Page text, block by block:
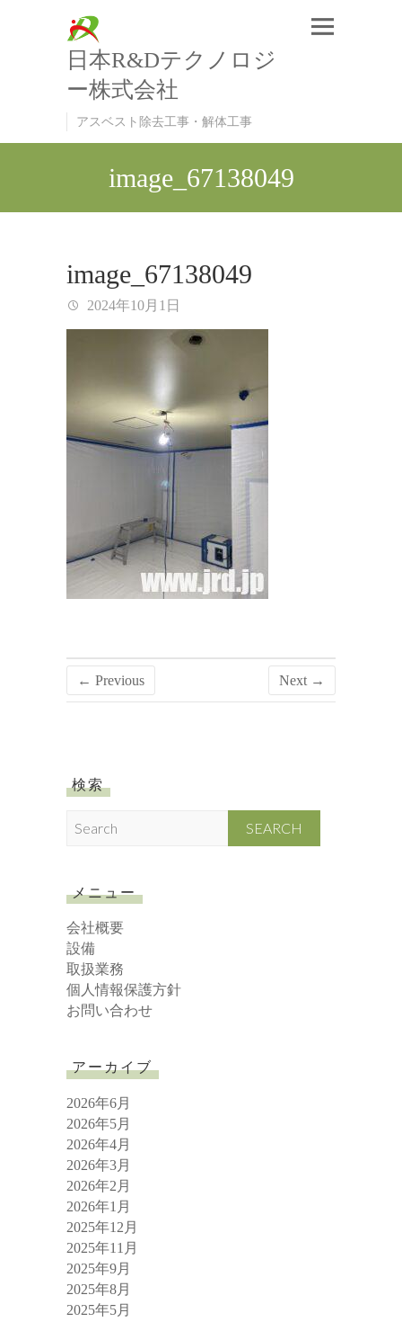
日本R&Dテクノロジ
ー株式会社
アスベスト除去工事・解体工事
image_67138049
image_67138049
2024年10月1日
← Previous Next →
検索
c
h
メニュー
会社概要
設備
取扱業務
個人情報保護方針
お問い合わせ
アーカイブ
2026年6月
2026年5月
2026年4月
2026年3月
2026年2月
2026年1月
2025年12月
2025年11月
2025年9月
2025年8月
2025年5月